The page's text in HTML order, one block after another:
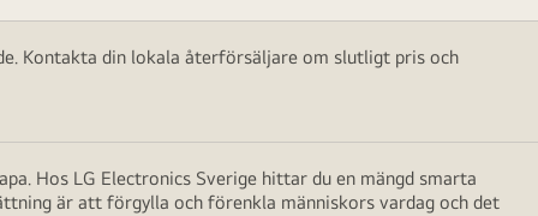
Kontakta din lokala återförsäljare om slutligt pris och
Hos LG Electronics Sverige hittar du en mängd smarta
är att förgylla och förenkla människors vardag och det